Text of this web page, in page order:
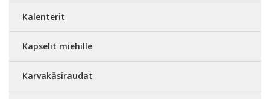
Kalenterit
Kapselit miehille
Karvakäsiraudat